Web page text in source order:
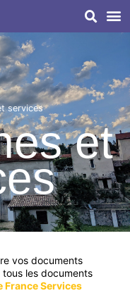
services
et
vos documents
les documents
France Services